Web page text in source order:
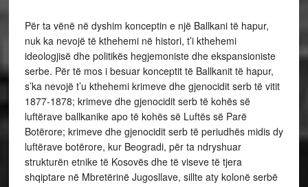
Për ta vënë në dyshim konceptin e një Ballkani të hapur,
nuk ka nevojë të kthehemi në histori, t’i kthehemi
ideologjisë dhe politikës hegjemoniste dhe ekspansioniste
serbe. Për të mos i besuar konceptit të Ballkanit të hapur,
s’ka nevojë t’u kthehemi krimeve dhe gjenocidit serb të vitit
1877-1878; krimeve dhe gjenocidit serb të kohës së
luftërave ballkanike apo të kohës së Luftës së Parë
Botërore; krimeve dhe gjenocidit serb të periudhës midis dy
luftërave botërore, kur Beogradi, për ta ndryshuar
strukturën etnike të Kosovës dhe të viseve të tjera
shqiptare në Mbretërinë Jugosllave, sillte aty kolonë serbë